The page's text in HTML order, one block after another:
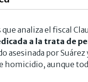
analiza el fiscal
a la trata de
asesinada por
homicidio, aunque